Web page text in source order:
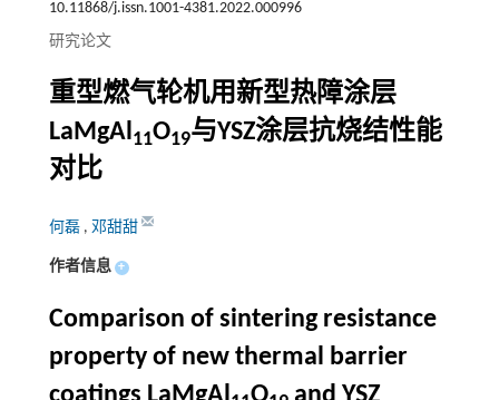
10.11868/j.issn.1001-4381.2022.000996
研究论文
重型燃气轮机用新型热障涂层
LaMgAl11O19与YSZ涂层抗烧结性能
对比
何磊 , 邓甜甜
作者信息 +
Comparison of sintering resistance
property of new thermal barrier